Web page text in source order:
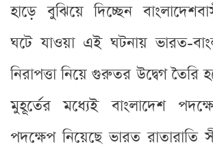
হাড়ে বুঝিয়ে দিচ্ছেন
ঘটে যাওয়া এই ঘটনায় ভারত-
নিরাপত্তা নিয়ে গুরুতর উদ্বেগ তৈরি
মুহূর্তের মধ্যেই বাংলাদেশ
পদক্ষেপ নিয়েছে ভারত রাতারাতি